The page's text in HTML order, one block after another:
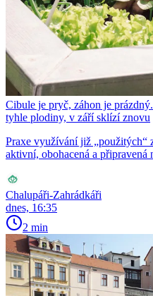
Cibule je pryč, záhon je
tyhle plodiny, v září sklízí znovu
Praxe využívání již „použitých“
aktivní, obohacená a připravená
Chalupáři-Zahrádkáři
dnes, 16:35
2 min